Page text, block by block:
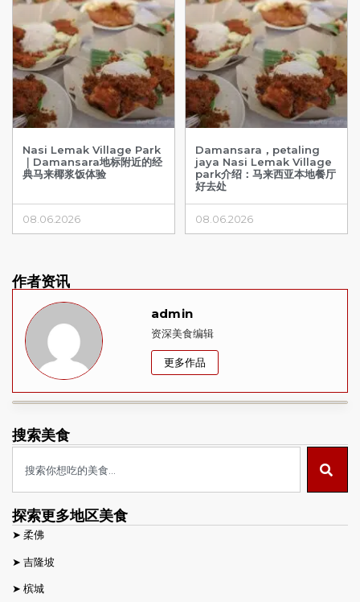
Nasi Lemak Village Park
｜Damansara地标附近的经
典马来椰浆饭体验
08.06.2026
Damansara，petaling
jaya Nasi Lemak Village
park介绍：马来西亚本地餐厅
好去处
08.06.2026
作者资讯
admin
资深美食编辑
更多作品
搜索美食
探索更多地区美食
➤ 柔佛
➤ 吉隆坡
➤ 槟城